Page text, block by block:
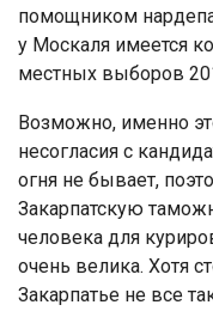
помощником
у Москаля имеется
местных выборов
Возможно, именно
несогласия с
огня не бывает,
Закарпатскую
человека для
очень велика. Хотя
Закарпатье не все